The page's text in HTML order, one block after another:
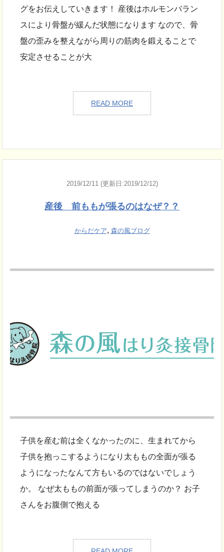
グをお伝えしていきます！ 産後はホルモンバラン
スにより骨盤が緩んだ状態になります なので、骨
盤の歪みを整えながら周りの筋肉を鍛えることで
安定させることが大
READ MORE
2019/12/11 (更新日:2019/12/12)
産後 前ももが張るのはなぜ？？
からだケア, 森の風ブログ
子供を産む前は全くなかったのに、生まれてから
子供を抱っこするようになり太ももの全面が張る
ようになったなんて方もいるのではないでしょう
か。 なぜ太ももの前面が張ってしまうのか？ お子
さんをお腹側で抱える